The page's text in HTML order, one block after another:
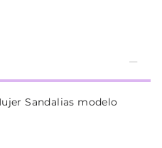
Sandalias modelo